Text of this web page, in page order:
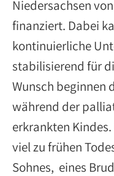
Niedersachsen
finanziert. Dabei
kontinuierliche
stabilisierend für
Wunsch beginnen
während der
erkrankten
viel zu frühen
Sohnes, eines